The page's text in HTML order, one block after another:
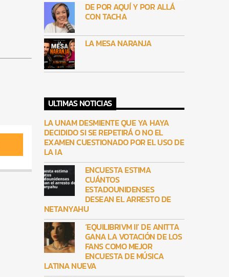
DE POR AQUÍ Y POR ALLÁ
CON TACHA
LA MESA NARANJA
ULTIMAS NOTICIAS
LA UNAM DESMIENTE QUE YA HAYA
DECIDIDO SI SE REPETIRÁ O NO EL
EXAMEN CUESTIONADO POR EL USO DE
LA IA
ENCUESTA ESTIMA
CUÁNTOS
ESTADOUNIDENSES
DESEAN EL ARRESTO DE
NETANYAHU
‘EQUILIBRIVM II’ DE ANITTA
GANA LA VOTACIÓN DE LOS
FANS COMO MEJOR
ENCUESTA DE MÚSICA
LATINA NUEVA